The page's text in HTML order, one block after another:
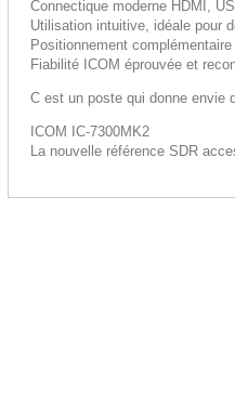
Connectique moderne HDMI,
Utilisation intuitive, idéale pour
Positionnement
Fiabilité ICOM éprouvée et
C est un poste qui donne envie
ICOM IC-7300MK2
La nouvelle référence SDR